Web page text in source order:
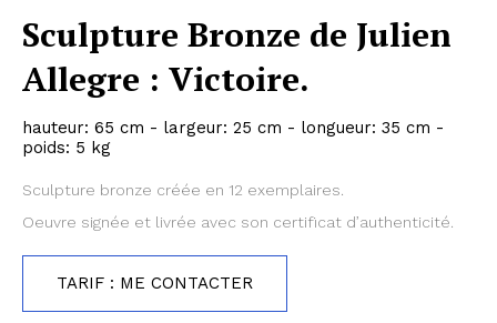
Sculpture Bronze de Julien
Allegre : Victoire.
hauteur: 65 cm - largeur: 25 cm - longueur: 35 cm -
poids: 5 kg
Sculpture bronze créée en 12 exemplaires.
Oeuvre signée et livrée avec son certificat d’authenticité.
TARIF : ME CONTACTER